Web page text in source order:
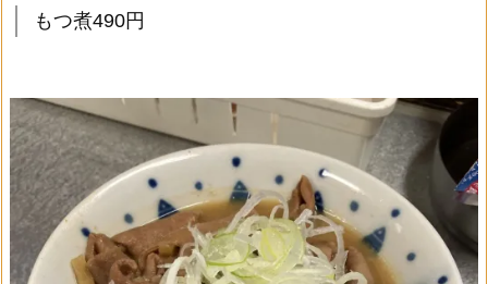
もつ煮490円